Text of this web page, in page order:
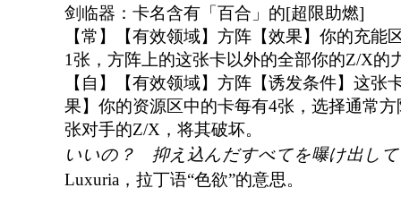
剑临器：卡名含有「百合」的[超限助燃]
【常】【有效领域】方阵【效果】你的充能
1张，方阵上的这张卡以外的全部你的Z/X的
【自】【有效领域】方阵【诱发条件】这张
果】你的资源区中的卡每有4张，选择通常
张对手的Z/X，将其破坏。
いいの？ 抑え込んだすべてを曝け出し
Luxuria，拉丁语“色欲”的意思。